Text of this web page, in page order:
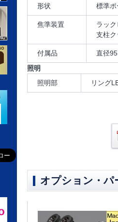
形状
標準
焦準装置
ラッ
支柱
付属品
直径
照明
照明部
リング
オプション・パ